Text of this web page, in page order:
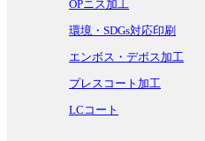
OPニス加工
環境・SDGs対応印刷
エンボス・デボス加工
プレスコート加工
LCコート